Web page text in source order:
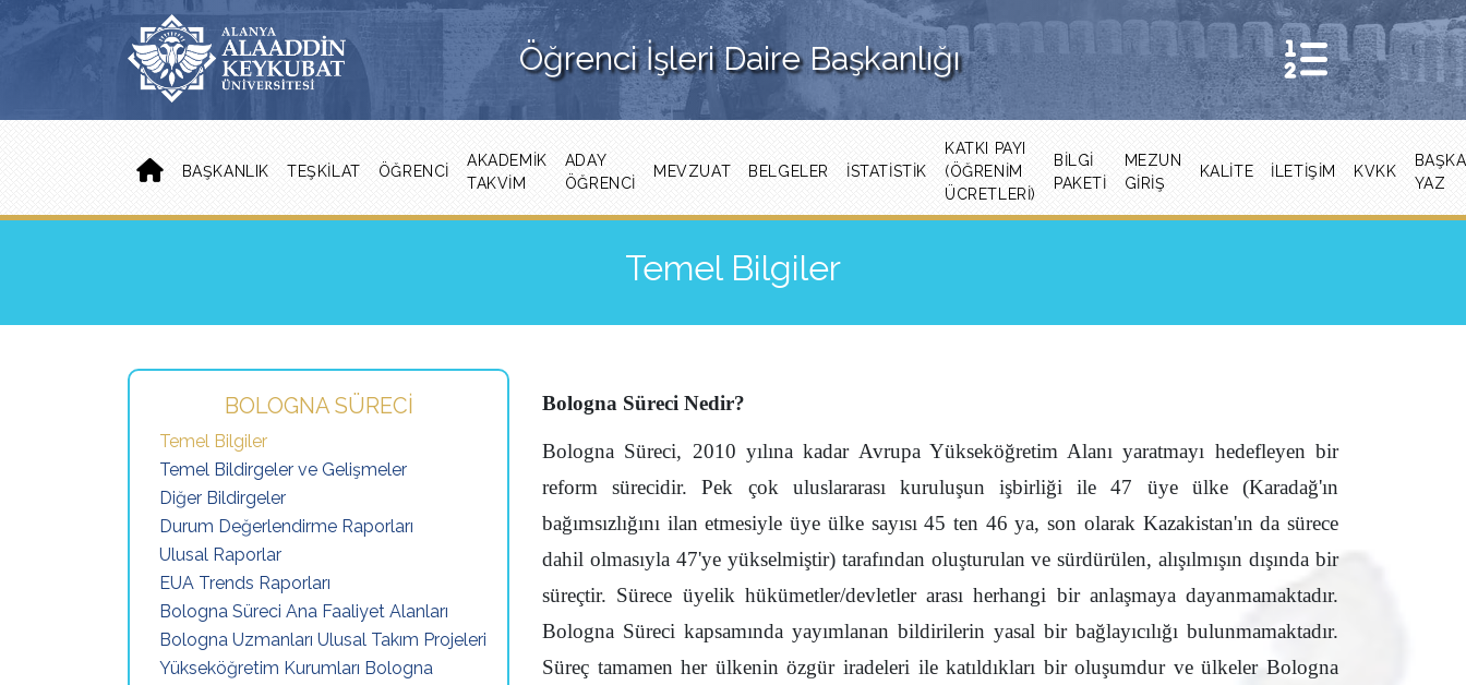
Öğrenci İşleri Daire Başkanlığı
BAŞKANLIK TEŞKILAT ÖĞRENCI
AKADEMIK
TAKVIM
ADAY
ÖĞRENCİ
MEVZUAT BELGELER İSTATISTIK
KATKI PAYI
(ÖĞRENIM
ÜCRETLERI)
BILGI
PAKETI
MEZUN
GİRİŞ
KALITE İLETİŞİM KVKK
YAZ
Temel Bilgiler
BOLOGNA SÜRECI
Temel Bilgiler
Temel Bildirgeler ve Gelişmeler
Diğer Bildirgeler
Durum Değerlendirme Raporları
Ulusal Raporlar
EUA Trends Raporları
Bologna Süreci Ana Faaliyet Alanları
Bologna Uzmanları Ulusal Takım Projeleri
Yükseköğretim Kurumları Bologna
Bologna Süreci Nedir?
Bologna Süreci, 2010 yılına kadar Avrupa Yükseköğretim Alanı yaratmayı hedefleyen bir
reform sürecidir. Pek çok uluslararası kuruluşun işbirliği ile 47 üye ülke (Karadağ'ın
bağımsızlığını ilan etmesiyle üye ülke sayısı 45 ten 46 ya, son olarak Kazakistan'ın da sürece
dahil olmasıyla 47'ye yükselmiştir) tarafından oluşturulan ve sürdürülen, alışılmışın dışında bir
süreçtir. Sürece üyelik hükümetler/devletler arası herhangi bir anlaşmaya dayanmamaktadır.
Bologna Süreci kapsamında yayımlanan bildirilerin yasal bir bağlayıcılığı bulunmamaktadır.
Süreç tamamen her ülkenin özgür iradeleri ile katıldıkları bir oluşumdur ve ülkeler Bologna